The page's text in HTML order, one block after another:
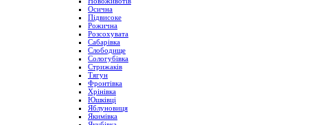
Осична
Підвисоке
Рожична
Розсохувата
Сабарівка
Слободище
Сологубівка
Стрижаків
Тягун
Фронтівка
Хрінівка
Юшківці
Яблуновиця
Якимівка